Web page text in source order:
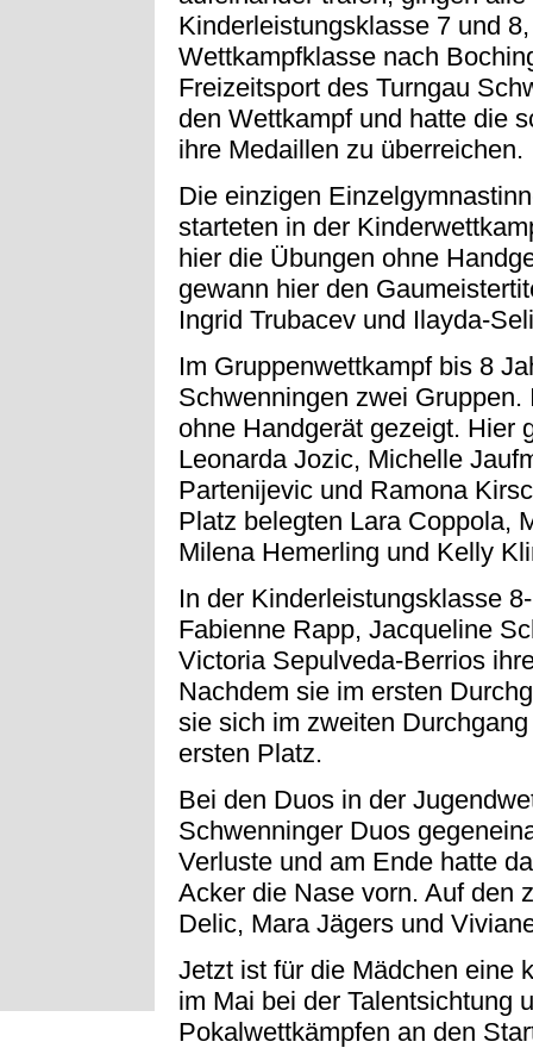
Kinderleistungsklasse 7 und
Wettkampfklasse nach
Freizeitsport des Turngau
den Wettkampf und hatte die
ihre Medaillen zu überreichen.
Die einzigen
starteten in der
hier die Übungen ohne
gewann hier den
Ingrid Trubacev und Ilayda-
Im Gruppenwettkampf bis 8
Schwenningen zwei
ohne Handgerät gezeigt. Hier
Leonarda Jozic, Michelle
Partenijevic und Ramona
Platz belegten Lara Coppola,
Milena Hemerling und Kelly
In der Kinderleistungsklasse
Fabienne Rapp, Jacqueline
Victoria Sepulveda-Berrios
Nachdem sie im ersten
sie sich im zweiten
ersten Platz.
Bei den Duos in der
Schwenninger Duos
Verluste und am Ende hatte
Acker die Nase vorn. Auf den
Delic, Mara Jägers und
Jetzt ist für die Mädchen eine
im Mai bei der Talentsichtung
Pokalwettkämpfen an den